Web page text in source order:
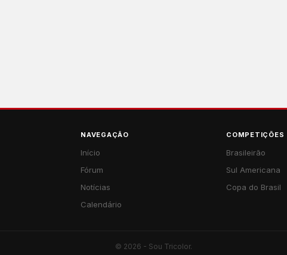
NAVEGAÇÃO
Início
Fórum
Notícias
Calendário
COMPETIÇÕES
Brasileirão
Sul Americana
Copa do Brasil
© 2026 - Sou Tricolor.